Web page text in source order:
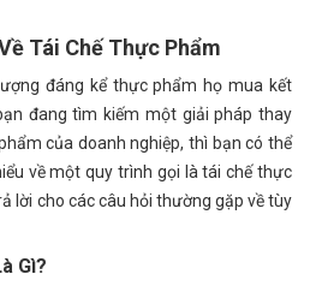
Tái Chế Thực Phẩm
đáng kể thực phẩm họ mua kết
đang tìm kiếm một giải pháp thay
của doanh nghiệp, thì bạn có thể
về một quy trình gọi là tái chế thực
lời cho các câu hỏi thường gặp về tùy
à Gì?